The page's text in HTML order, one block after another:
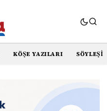
KÖŞE YAZILARI SÖYLEŞI